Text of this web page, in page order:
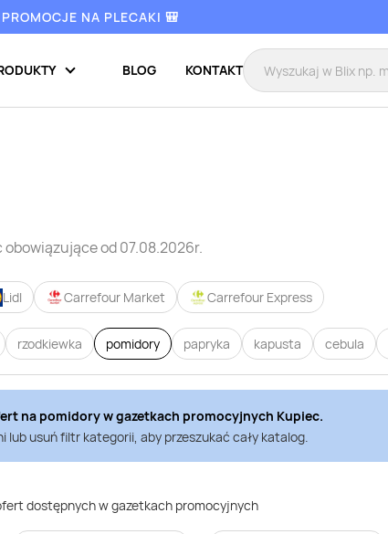
PROMOCJE NA PLECAKI 🎒
BLOG KONTAKT
obowiązujące od 07.08.2026r.
Lidl Carrefour Market Carrefour Express
rzodkiewka pomidory papryka kapusta cebula
na pomidoryw gazetkach promocyjnych Kupiec.
lub usuń filtr kategorii, aby przeszukać cały katalog.
dostępnych w gazetkach promocyjnych